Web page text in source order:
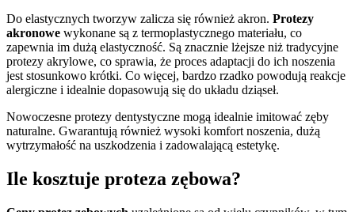
Do elastycznych tworzyw zalicza się również akron. Protezy
akronowe wykonane są z termoplastycznego materiału, co
zapewnia im dużą elastyczność. Są znacznie lżejsze niż tradycyjne
protezy akrylowe, co sprawia, że proces adaptacji do ich noszenia
jest stosunkowo krótki. Co więcej, bardzo rzadko powodują reakcje
alergiczne i idealnie dopasowują się do układu dziąseł.
Nowoczesne protezy dentystyczne mogą idealnie imitować zęby
naturalne. Gwarantują również wysoki komfort noszenia, dużą
wytrzymałość na uszkodzenia i zadowalającą estetykę.
Ile kosztuje proteza zębowa?